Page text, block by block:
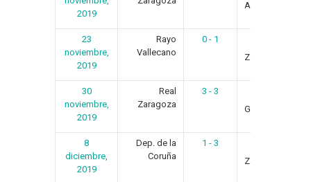
2019
Albacete B.
23
noviembre,
2019
Rayo
Vallecano
0 - 1
Zaragoza
30
noviembre,
2019
Real
Zaragoza
3 - 3
Girona F.C.
8
diciembre,
2019
Dep. de la
Coruña
1 - 3
Zaragoza